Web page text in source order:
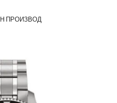
ПРОИЗВОД